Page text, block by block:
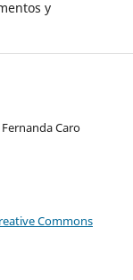
y
Caro
Commons